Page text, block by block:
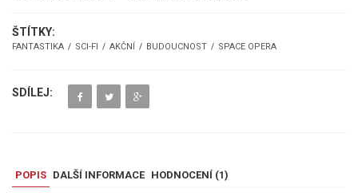
ŠTÍTKY:
FANTASTIKA SCI-FI AKČNÍ BUDOUCNOST SPACE OPERA
SDÍLEJ:
POPIS DALŠÍ INFORMACE HODNOCENÍ (1)